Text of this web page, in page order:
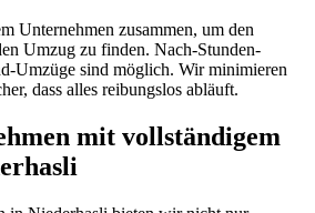
Unternehmen zusammen, um den
Umzug zu finden. Nach-Stunden-
Umzüge sind möglich. Wir minimieren
dass alles reibungslos abläuft.
mit vollständigem